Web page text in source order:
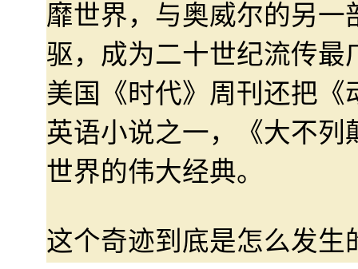
靡世界，与奥威尔的另
驱，成为二十世纪流传最
美国《时代》周刊还把
英语小说之一，《大不
世界的伟大经典。
这个奇迹到底是怎么发生